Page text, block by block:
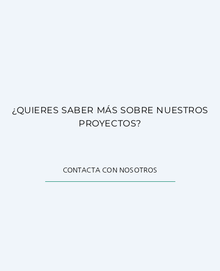
¿QUIERES SABER MÁS SOBRE NUESTROS
PROYECTOS?
CONTACTA CON NOSOTROS